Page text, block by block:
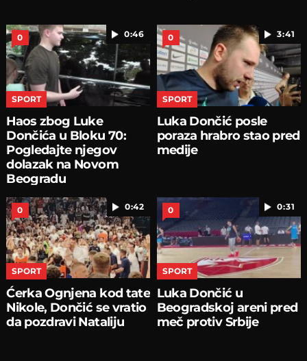
0:46
0
SPORT
Haos zbog Luke
Dončića u Bloku 70:
Pogledajte njegov
dolazak na Novom
Beogradu
3:41
0
SPORT
Luka Dončić posle
poraza hrabro stao pred
medije
0:42
0
SPORT
Ćerka Ognjena kod tate
Nikole, Dončić se vratio
da pozdravi Nataliju
0:31
0
SPORT
Luka Dončić u
Beogradskoj areni pred
meč protiv Srbije